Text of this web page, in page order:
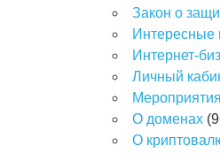
Закон о
Интересные
Интернет-
Личный
О доменах
О